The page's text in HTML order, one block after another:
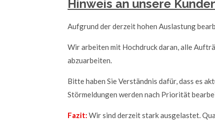
Hinweis an unsere
Aufgrund der derzeit hohen Auslastung
Wir arbeiten mit Hochdruck daran, alle
abzuarbeiten.
Bitte haben Sie Verständnis dafür, dass es
Störmeldungen werden nach Priorität
Fazit: Wir sind derzeit stark ausgelastet.